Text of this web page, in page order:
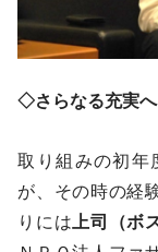
◇さらなる充実
取り組みの初年
が、その時の経
りには 上司（ボ